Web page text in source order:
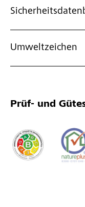
Umweltzeichen
Prüf- und